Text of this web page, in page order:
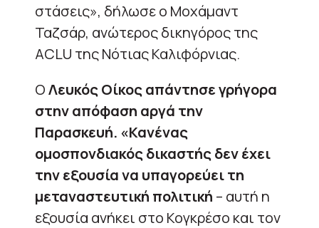
στάσεις», δήλωσε ο Μοχάμαντ
Ταζσάρ, ανώτερος δικηγόρος της
ACLU της Νότιας Καλιφόρνιας.
ΟΛευκός Οίκος απάντησε γρήγορα
στην απόφαση αργά την
Παρασκευή. «Κανένας
ομοσπονδιακός δικαστής δεν έχει
την εξουσία να υπαγορεύει τη
μεταναστευτική πολιτική – αυτή η
εξουσία ανήκει στο Κογκρέσο και τον